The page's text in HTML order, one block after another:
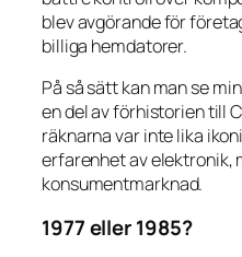
blev avgörande för
billiga hemdatorer.
På så sätt kan man se
en del av förhistorien till
räknarna var inte lika
erfarenhet av elektronik,
konsumentmarknad.
1977 eller 1985?